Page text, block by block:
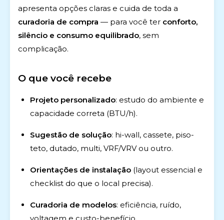
apresenta opções claras e cuida de toda a
curadoria de compra — para você ter conforto,
silêncio e consumo equilibrado, sem
complicação.
O que você recebe
Projeto personalizado: estudo do ambiente e
capacidade correta (BTU/h).
Sugestão de solução: hi-wall, cassete, piso-
teto, dutado, multi, VRF/VRV ou outro.
Orientações de instalação (layout essencial e
checklist do que o local precisa).
Curadoria de modelos: eficiência, ruído,